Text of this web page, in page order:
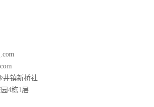
井镇新桥社
4栋1层